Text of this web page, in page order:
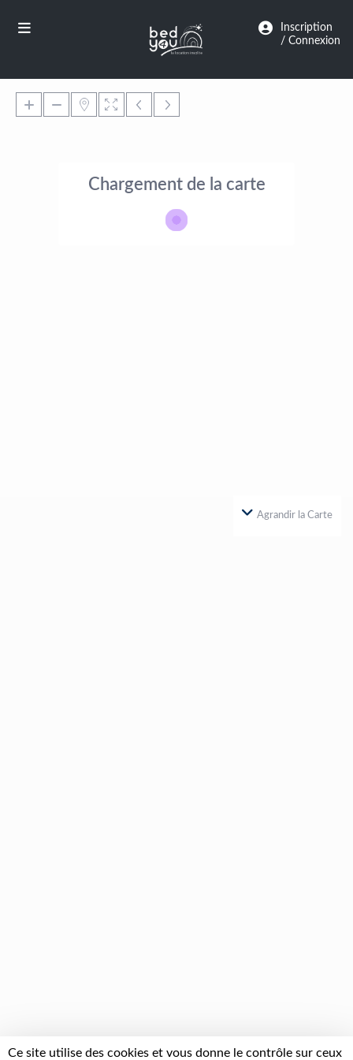
Inscription
/ Connexion
Chargement de la carte
Agrandir la Carte
Ce site utilise des cookies et vous donne le contrôle sur ceux